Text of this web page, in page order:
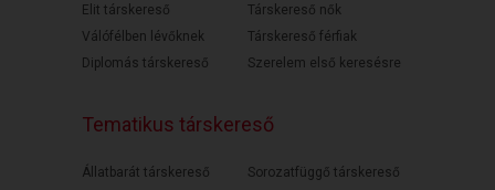
Elit társkereső
Válófélben lévőknek
Diplomás társkereső
Társkereső nők
Társkereső férfiak
Szerelem első keresésre
Tematikus társkereső
Állatbarát társkereső
Sorozatfüggő társkereső